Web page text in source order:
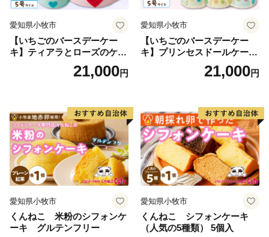
愛知県小牧市
【いちごのバースデーケー
キ】ティアラとローズのケー
キ スイーツ デザート 洋菓
子 お取り寄せ 愛知県 小牧市
レーション ホールケーキ 日
時指定可
21,000円
愛知県小牧市
【いちごのバースデーケー
キ】プリンセスドールケーキ
日時指定可 スイーツ デザー
ト 洋菓子 お取り寄せ 愛知県
デコレーションケーキ ホー
ルケーキ 人形 かわいい こど
も
21,000円
愛知県小牧市
くんねこ 米粉のシフォンケ
ーキ グルテンフリー
愛知県小牧市
くんねこ シフォンケーキ
（人気の5種類） 5個入